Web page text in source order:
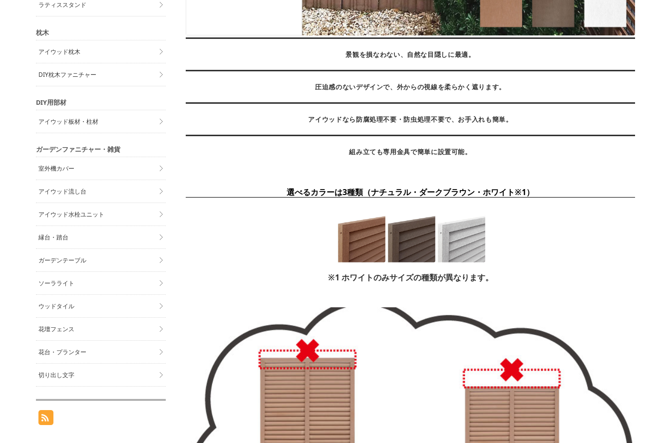
景観を損なわない、自然な目隠しに最適。
圧迫感のないデザインで、外からの視線を柔らかく遮ります。
アイウッドなら防腐処理不要・防虫処理不要で、お手入れも簡単。
組み立ても専用金具で簡単に設置可能。
選べるカラーは3種類（ナチュラル・ダークブラウン・ホワイト※1）
※1 ホワイトのみサイズの種類が異なります。
ラティススタンド
枕木
アイウッド枕木
DIY枕木ファニチャー
DIY用部材
アイウッド板材・柱材
ガーデンファニチャー・雑貨
室外機カバー
アイウッド流し台
アイウッド水栓ユニット
縁台・踏台
ガーデンテーブル
ソーラライト
ウッドタイル
花壇フェンス
花台・プランター
切り出し文字